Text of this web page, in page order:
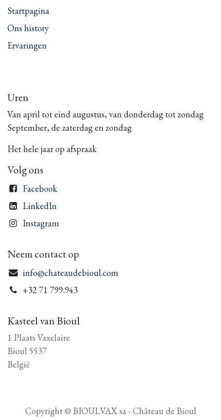
Startpagina
Ons history
Ervaringen
Uren
Van april tot eind augustus, van donderdag tot zondag
September, de zaterdag en zondag
Het hele jaar op afspraak
Volg ons
Facebook
LinkedIn
Instagram
Neem contact op
info@chateaudebioul.com
+32 71 799.943
Kasteel van Bioul
1 Plaats Vaxelaire
Bioul 5537
België
Copyright © BIOULVAX sa - Château de Bioul